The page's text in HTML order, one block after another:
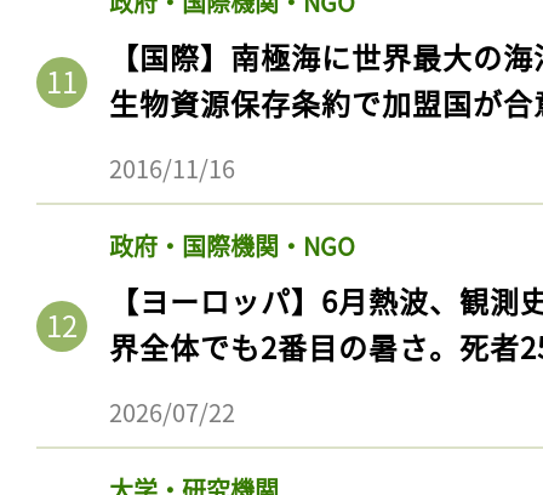
【国際】南極海に世界最大の
生物資源保存条約で加盟国が合
2016/11/16
政府・国際機関・NGO
【ヨーロッパ】6月熱波、観
界全体でも2番目の暑さ。死者
2026/07/22